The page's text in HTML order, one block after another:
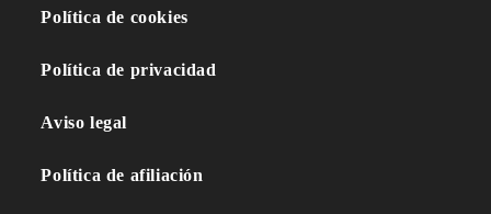
Política de cookies
Política de privacidad
Aviso legal
Política de afiliación